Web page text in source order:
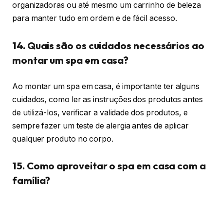
organizadoras ou até mesmo um carrinho de beleza
para manter tudo em ordem e de fácil acesso.
14. Quais são os cuidados necessários ao
montar um spa em casa?
Ao montar um spa em casa, é importante ter alguns
cuidados, como ler as instruções dos produtos antes
de utilizá-los, verificar a validade dos produtos, e
sempre fazer um teste de alergia antes de aplicar
qualquer produto no corpo.
15. Como aproveitar o spa em casa com a
família?